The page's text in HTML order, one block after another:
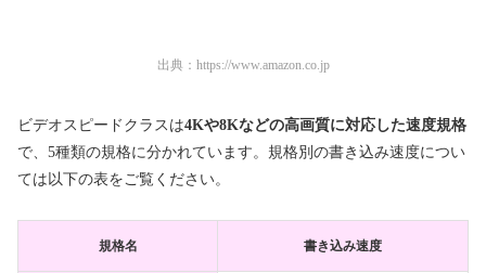
出典： https://www.amazon.co.jp
ビデオスピードクラスは4Kや8Kなどの高画質に対応した速度規格
で、5種類の規格に分かれています。規格別の書き込み速度につい
ては以下の表をご覧ください。
規格名 書き込み速度